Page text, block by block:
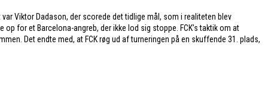
Viktor Dadason, der scorede det tidlige mål, som i realiteten blev
for et Barcelona-angreb, der ikke lod sig stoppe. FCK’s taktik om at
Det endte med, at FCK røg ud af turneringen på en skuffende 31. plads,